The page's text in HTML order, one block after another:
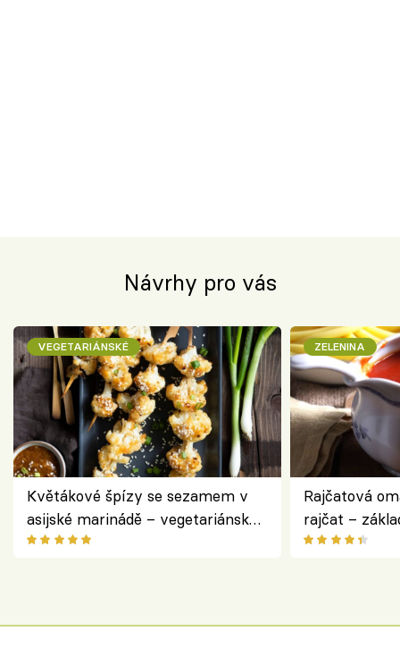
Návrhy pro vás
VEGETARIÁNSKÉ
Květákové špízy se sezamem v
asijské marinádě – vegetariánská
chuťovka z grilu
ZELENINA
Rajčatová
rajčat –